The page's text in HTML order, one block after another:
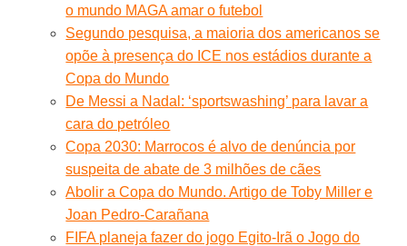
o mundo MAGA amar o futebol
Segundo pesquisa, a maioria dos americanos se
opõe à presença do ICE nos estádios durante a
Copa do Mundo
De Messi a Nadal: ‘sportswashing’ para lavar a
cara do petróleo
Copa 2030: Marrocos é alvo de denúncia por
suspeita de abate de 3 milhões de cães
Abolir a Copa do Mundo. Artigo de Toby Miller e
Joan Pedro-Carañana
FIFA planeja fazer do jogo Egito-Irã o Jogo do